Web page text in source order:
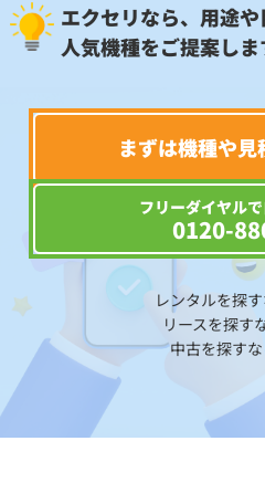
エクセリなら、用途
人気機種をご提案しま
まずは機種や
フリーダイヤル
0120-
レンタルを探
リースを探す
中古を探すな